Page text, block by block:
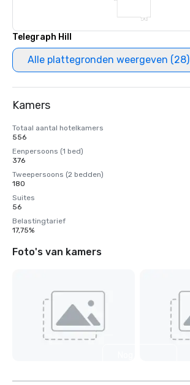
Telegraph Hill
Alle plattegronden weergeven (28)
Kamers
Totaal aantal hotelkamers
556
Eenpersoons (1 bed)
376
Tweepersoons (2 bedden)
180
Suites
56
Belastingtarief
17,75%
Foto's van kamers